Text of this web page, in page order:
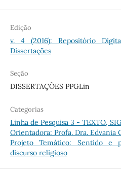
Edição
v. 4 (2016): Repositório
Dissertações
Seção
DISSERTAÇÕES PPGLin
Categorias
Linha de Pesquisa 3 - TEXTO,
Orientadora: Profa. Dra. Edvania
Projeto Temático: Sentido e
discurso religioso